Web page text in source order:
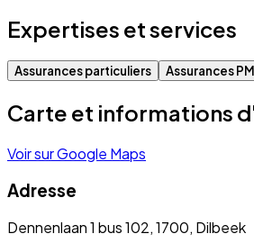
Expertises et services
Assurances particuliers Assurances
Carte et informations
Voir sur Google Maps
Adresse
Dennenlaan 1 bus 102, 1700, Dilbeek